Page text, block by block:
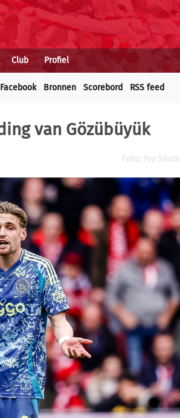
Club Profiel
Facebook Bronnen Scorebord RSS feed
van Gözübüyük
Foto: Pro Shots